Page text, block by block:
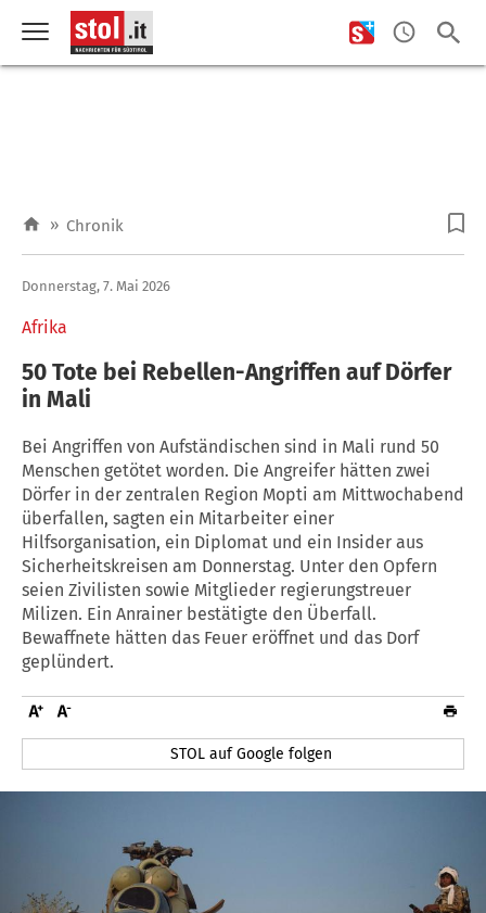
» Chronik
Afrika
Donnerstag, 7. Mai 2026
50 Tote bei Rebellen-Angriffen auf Dörfer
in Mali
Bei Angriffen von Aufständischen sind in Mali rund 50
Menschen getötet worden. Die Angreifer hätten zwei
Dörfer in der zentralen Region Mopti am Mittwochabend
überfallen, sagten ein Mitarbeiter einer
Hilfsorganisation, ein Diplomat und ein Insider aus
Sicherheitskreisen am Donnerstag. Unter den Opfern
seien Zivilisten sowie Mitglieder regierungstreuer
Milizen. Ein Anrainer bestätigte den Überfall.
Bewaffnete hätten das Feuer eröffnet und das Dorf
geplündert.
STOL auf Google folgen